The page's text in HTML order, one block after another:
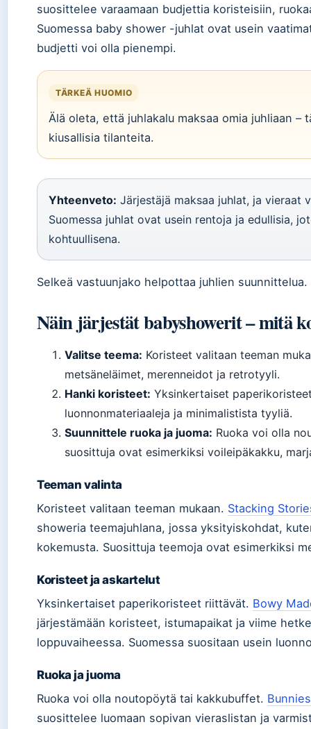
suosittelee varaamaan budjettia koristeisiin,
Suomessa baby shower -juhlat ovat usein
budjetti voi olla pienempi.
TÄRKEÄ HUOMIO
Älä oleta, että juhlakalu maksaa omia juhliaan
kiusallisia tilanteita.
Yhteenveto: Järjestäjä maksaa juhlat, ja vieraat
Suomessa juhlat ovat usein rentoja ja edullisia,
kohtuullisena.
Selkeä vastuunjako helpottaa juhlien suunnittelua.
Näin järjestät babyshowerit – mitä
Valitse teema: Koristeet valitaan teeman
metsäneläimet, merenneidot ja retrotyyli.
Hanki koristeet: Yksinkertaiset
luonnonmateriaaleja ja minimalistista tyyliä.
Suunnittele ruoka ja juoma: Ruoka voi olla
suosittuja ovat esimerkiksi voileipäkakku,
Teeman valinta
Koristeet valitaan teeman mukaan. Stacking
showeria teemajuhlana, jossa yksityiskohdat,
kokemusta. Suosittuja teemoja ovat esimerkiksi
Koristeet ja askartelut
Yksinkertaiset paperikoristeet riittävät. Bowy
järjestämään koristeet, istumapaikat ja viime
loppuvaiheessa. Suomessa suositaan usein
Ruoka ja juoma
Ruoka voi olla noutopöytä tai kakkubuffet.
suosittelee luomaan sopivan vieraslistan ja